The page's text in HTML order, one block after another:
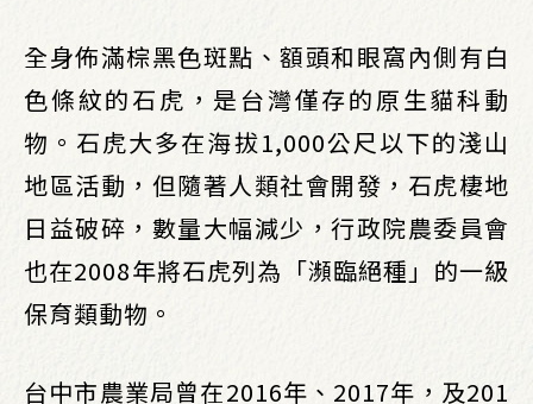
全身佈滿棕黑色斑點、額頭和眼窩內側有白
色條紋的石虎，是台灣僅存的原生貓科動
物。石虎大多在海拔1,000公尺以下的淺山
地區活動，但隨著人類社會開發，石虎棲地
日益破碎，數量大幅減少，行政院農委員會
也在2008年將石虎列為「瀕臨絕種」的一級
保育類動物。
台中市農業局曾在2016年、2017年，及201